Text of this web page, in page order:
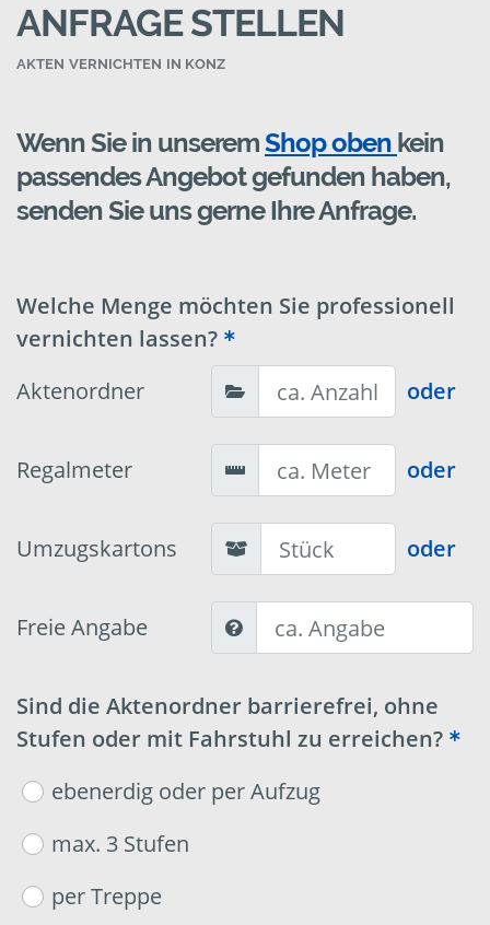
ANFRAGE STELLEN
AKTEN VERNICHTEN IN KONZ
Wenn Sie in unseremShop oben kein
passendes Angebot gefunden haben,
senden Sie uns gerne Ihre Anfrage.
Welche Menge möchten Sie professionell
vernichten lassen?
Aktenordner
oder
Regalmeter oder
Umzugskartons oder
Freie Angabe
Sind die Aktenordner barrierefrei, ohne
Stufen oder mit Fahrstuhl zu erreichen?
ebenerdig oder per Aufzug
max. 3 Stufen
per Treppe